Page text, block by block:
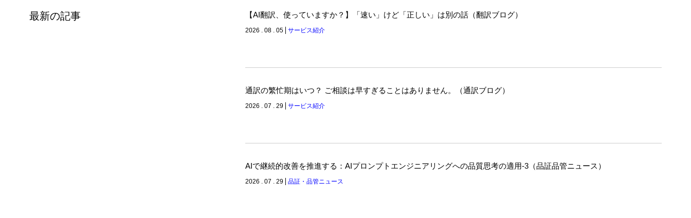
最新の記事 【AI翻訳、使っていますか？】「速い」けど「正しい」は別の話（翻訳ブログ）
2026 . 08 . 05 サービス紹介
通訳の繁忙期はいつ？ ご相談は早すぎることはありません。（通訳ブログ）
2026 . 07 . 29 サービス紹介
AIで継続的改善を推進する：AIプロンプトエンジニアリングへの品質思考の適用-3（品証品管ニュース）
2026 . 07 . 29 品証・品管ニュース